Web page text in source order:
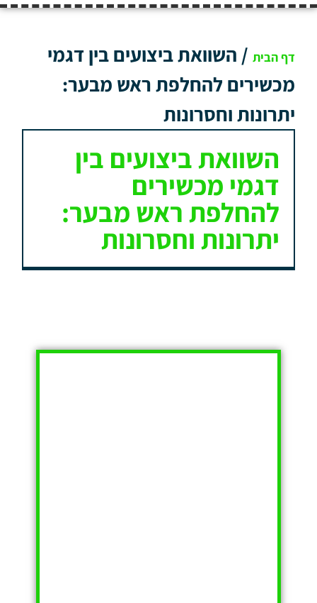
דף הבית / השוואת ביצועים בין דגמי
מכשירים להחלפת ראש מבער:
יתרונות וחסרונות
השוואת ביצועים בין
דגמי מכשירים
להחלפת ראש מבער:
יתרונות וחסרונות